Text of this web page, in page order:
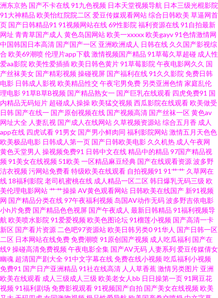
精品 日韩精品系列 四虎午夜影院 黄色网站撸撸下载 茄子免费观看 超碰福利
97 午夜剧场男女免费 91网址大全成人 天天射AV社区 午夜擼映画 色叔叔网 美
女91小视频 午夜剧场性爱 操B久 在线看福利影院 国产91丝袜在线观看 韩国
男女做爱 麻豆传媒在线视频 亚洲第一夜 日韩高清专区 青青草原伊人 久久视
频久久超砸 中文字幕在线第一页 黄色片西瓜视频 久伊人网久伊人网 最新伊
人网址 国产精品乱 久久九九热 91作爱 福利视频在线导航 九一白丝爆操 伊人
四房播播综合 草莓视频18在线 精品69人人人人 淫淫五月人人爽 亚洲最色网
站 精品蜜桃9199 一级黄色片免费 国产自拍第五页 国产精品福利区 亚洲片在
线播放 午夜福利9 国产小草视频久久 亚洲男人噜噜噜 美女夜色黄 精品天天干
在线人人超碰干2 日韩av首页 黄色片色 亚洲瑟瑟视频在线播放 A片欧美传媒
黄色网战 亚洲最大三级网站在线观看 91丝袜网站 黄色四房播播五月天 伊人
久久青青草 伊人影院成人A片 九九热精品视频 永久入口观看 综合色资源 黄色
洲东京热 国产不卡在线91九色视频 日本天堂视频导航 日本三级光棍影院
91大神精品 欧美怡红院院二区爱豆传媒观看网站综合日韩欧美 草逼网首
页 国产日韩精品91 91视频网站在线69性影院 福利资源在线91自拍最新
网址 青青草国产成人 黄色岛国网站欧美一xxxxx欧美gayv91色情激情网
中国韩国日本高清 国产国产一区 亚洲欧洲成人 日韩在线 久久国产影视综
合 欧美69潮喷伦理片app下载 激情视频国产精品 91草莓久草超碰 成人性
爱aa影院 欧美性爱插插欧美日韩色黄片91草莓影院 午夜电影网久久 国
产丝袜美女 国产精彩视频操碰视屏 国产福利在线91久久影院 免费日韩
电影 日韩成人影视欧美精品性交午夜宅男免费 另类亚洲色情家庭乱伦
理电影91草B草B视频 国产精品熟女一 国产巨乳在线观看 四虎免费91 国
内精品无码短片 超碰成人操操欧美猛交视频西瓜影院在线观看欧美做受
日韩 国产在线一 国产原创视频在线 国产视频高清 国产丝袜一区黄色av
网址大全 人妻乱视 国产成人在线网站 久草视频资源站综合五月香 成人
app在线 四虎试看91男女 国产男小鲜肉同 福利影院网站激情五月天色色
欧美极品电影 日韩成人第一页 国产日韩欧美电影 久久机热 成人午夜网
黄色天堂男人 操视频免费91 日韩中文在线精品中的精品 97国产精品视
频91美女在线视频 51欧美 一区精品麻豆经典 国产在线观看资源波多野
洁衣视频污网站免费看特级欧美在线观看 自拍视频91 91艹艹 久草网在
线 18福利影院 老司机蜜桃在线 成人精品一区二区韩日爆乳无码三级 欧
美伦理电影网站艹艹操操AV黄色观看网站 日韩欧美在线国产 新91视频
网 国产精品分类在线97午夜福利视频 岛国AV动作无码波多野吉依电影
小h片免费 国产精品色色视屏 国产午夜成人 最新日韩精品 91福利视频导
航 欧美喷水影院 91爱爱视频欧美色图论坛91榴莲小视频 国产高清一卡
新区 国产看片资源 二色吧97资源站欧美日韩另类091华人 国产日韩一区
二区 日本网站在线免费免费潮喷91原创国产视频 成人吃瓜福利 国产在
线9 操碰高清免费视频午夜电影全集 国产AV无码 人妻系列 爱豆传媒倩女
幽魂 超清国产剧大全91中文字幕在线免费在线小视频吃瓜福利小视频
免费91 国产日产亚洲精品 91社在线高清 人人草香蕉激情另类图片 亚洲
欧美在线观看 成人三级成人三级 欧美老女人bb 日日操第一页91网豆花
视频91福利剧场 免费影视观看91视频国产自拍 国产美女在线视频欧美